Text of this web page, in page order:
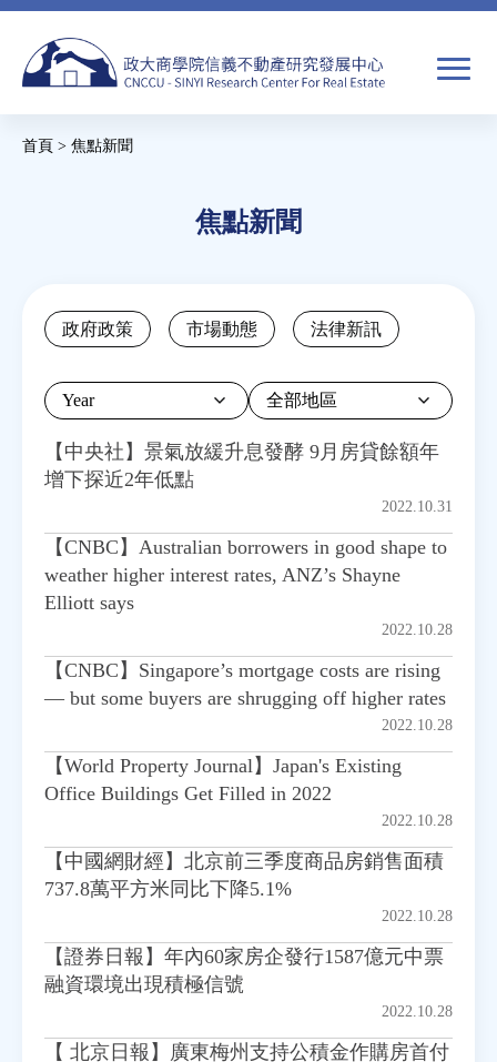
Jump
navigation
搜
焦點新聞
房地產年鑑
相關連結
訂閱電子報
首頁 > 焦點新聞
焦點新聞
Back
to
政府政策 市場動態 法律新訊
【中央社】景氣放緩升息發酵 9月房貸餘額年
增下探近2年低點
2022.10.31
【CNBC】Australian borrowers in good shape to
weather higher interest rates, ANZ’s Shayne
Elliott says
2022.10.28
【CNBC】Singapore’s mortgage costs are rising
— but some buyers are shrugging off higher rates
2022.10.28
【World Property Journal】Japan's Existing
Office Buildings Get Filled in 2022
2022.10.28
【中國網財經】北京前三季度商品房銷售面積
737.8萬平方米同比下降5.1%
2022.10.28
【證券日報】年內60家房企發行1587億元中票
融資環境出現積極信號
2022.10.28
【 北京日報】廣東梅州支持公積金作購房首付